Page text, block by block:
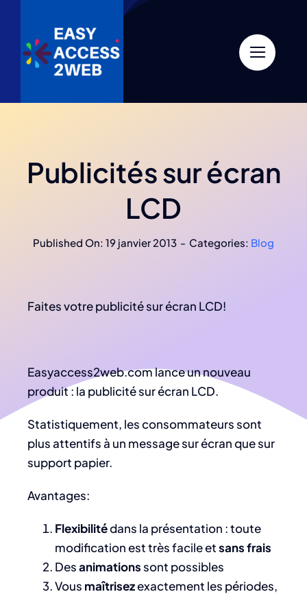
content
Publicités sur écran
LCD
Published On: 19 janvier 2013 - Categories: Blog
Faites votre publicité sur écran LCD!
Easyaccess2web.com lance un nouveau
produit : la publicité sur écran LCD.
Statistiquement, les consommateurs sont
plus attentifs à un message sur écran que sur
support papier.
Avantages:
Flexibilitédans la présentation : toute
modification est très facile etsans frais
Desanimationssont possibles
Vous maîtrisezexactement les périodes,